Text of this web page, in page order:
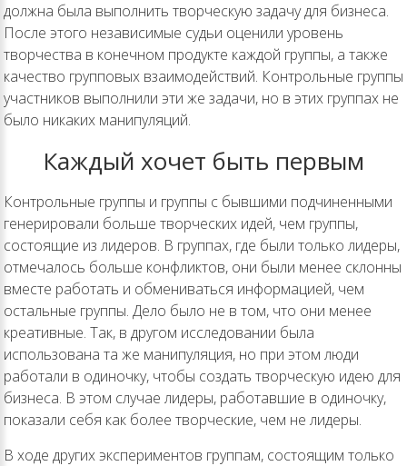
должна была выполнить творческую задачу для бизнеса.
После этого независимые судьи оценили уровень
творчества в конечном продукте каждой группы, а также
качество групповых взаимодействий. Контрольные группы
участников выполнили эти же задачи, но в этих группах не
было никаких манипуляций.
Каждый хочет быть первым
Контрольные группы и группы с бывшими подчиненными
генерировали больше творческих идей, чем группы,
состоящие из лидеров. В группах, где были только лидеры,
отмечалось больше конфликтов, они были менее склонны
вместе работать и обмениваться информацией, чем
остальные группы. Дело было не в том, что они менее
креативные. Так, в другом исследовании была
использована та же манипуляция, но при этом люди
работали в одиночку, чтобы создать творческую идею для
бизнеса. В этом случае лидеры, работавшие в одиночку,
показали себя как более творческие, чем не лидеры.
В ходе других экспериментов группам, состоящим только